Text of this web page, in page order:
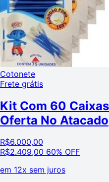
Cotonete
Frete grátis
Kit Com 60
Oferta No Atacado
R$6.000,00
R$2.409,00 60% OFF
em 12x sem juros